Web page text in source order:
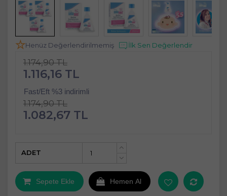
Henüz Değerlendirilmemiş İlk Sen Değerlendir
1.174,90 TL
1.116,16 TL
Fast/Eft %3 indirimli
1.174,90 TL
1.082,67 TL
+
ADET
Sepete Ekle Hemen Al